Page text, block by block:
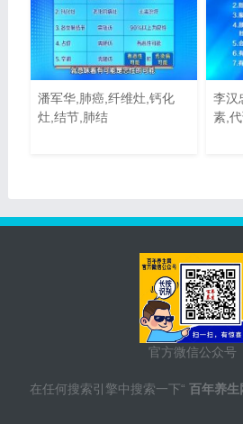
潘军华,肺癌,纤维灶,钙化
灶,结节,肺结
李汉
素,
官方微信公众号
在任何搜索引擎中搜索一下“ 百年养生